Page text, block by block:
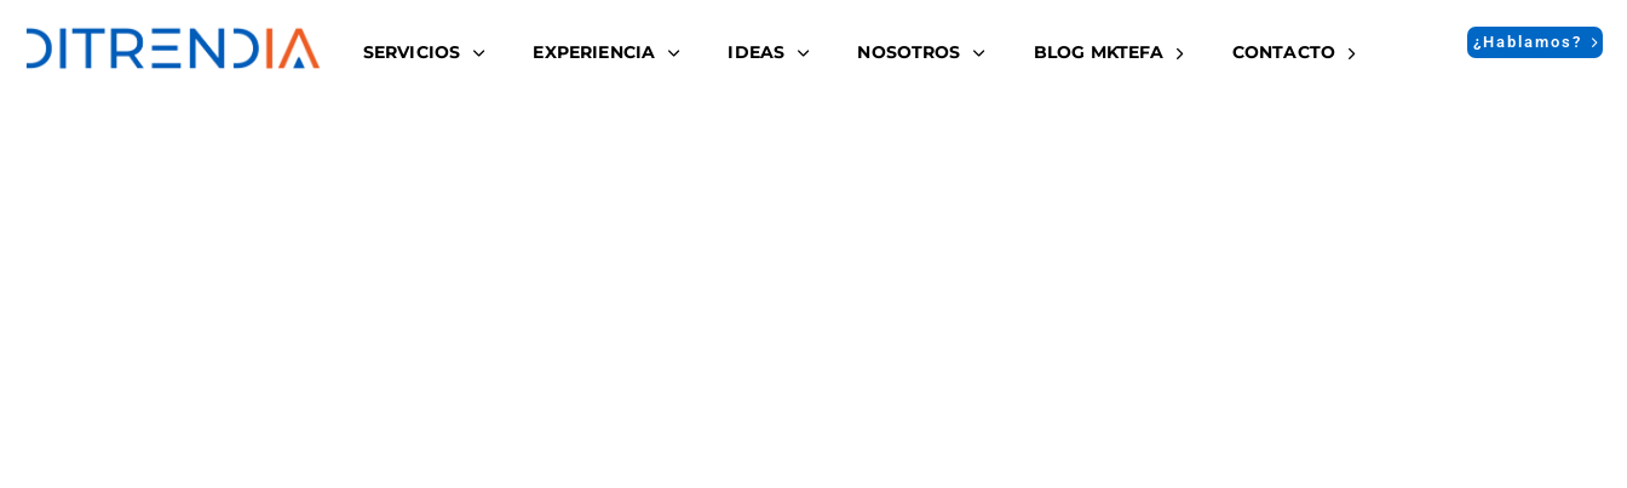
SERVICIOS EXPERIENCIA IDEAS NOSOTROS BLOG MKTEFA CONTACTO ¿Hablamos?